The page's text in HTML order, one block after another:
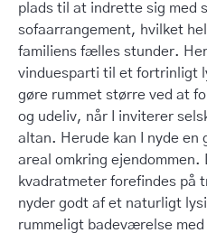
plads til at indrette sig med
sofaarrangement, hvilket
familiens fælles stunder.
vinduesparti til et fortrinligt
gøre rummet større ved at
og udeliv, når I inviterer
altan. Herude kan I nyde en
areal omkring ejendommen.
kvadratmeter forefindes på
nyder godt af et naturligt
rummeligt badeværelse